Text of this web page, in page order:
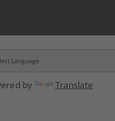
by Translate